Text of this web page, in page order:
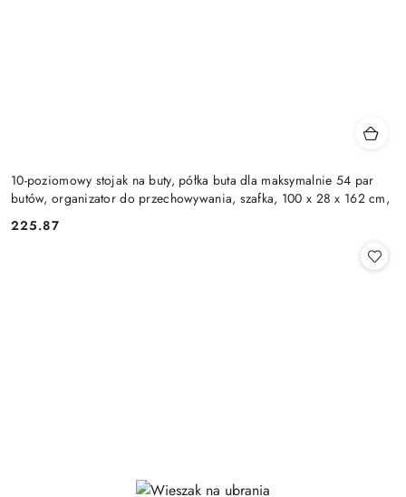
10-poziomowy stojak na buty, półka buta dla maksymalnie 54 par
butów, organizator do przechowywania, szafka, 100 x 28 x 162 cm,
Cena:
225.87